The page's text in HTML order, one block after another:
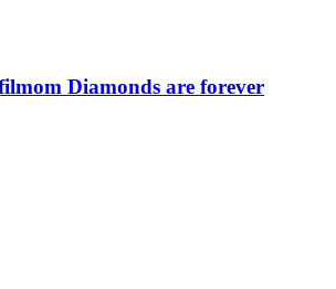
Diamonds are forever